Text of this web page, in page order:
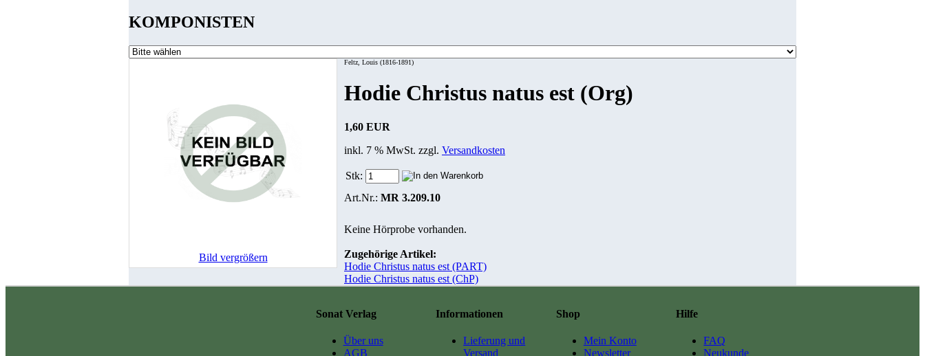
KOMPONISTEN
Bild vergrößern
Feltz, Louis (1816-1891)
Hodie Christus natus est (Org)
1,60 EUR
inkl. 7 % MwSt. zzgl. Versandkosten
Stk:
Art.Nr.: MR 3.209.10
Keine Hörprobe vorhanden.
Zugehörige Artikel:
Hodie Christus natus est (PART)
Hodie Christus natus est (ChP)
Hilfe
FAQ
Neukunde
Shop
Mein Konto
Newsletter
Informationen
Lieferung und
Versand
Sonat Verlag
Über uns
AGB